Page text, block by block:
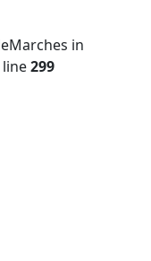
in
299